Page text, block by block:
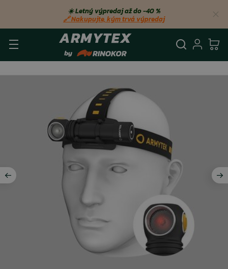
☀️ Letný výpredaj až do −40 %
🔗 Nakupujte, kým trvá výpredaj